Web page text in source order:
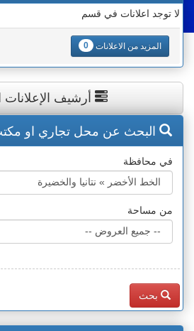
لا توجد اعلانات في قسم
المزيد من الاعلانات 0
أرشيف الإعلانات
البحث عن محل تجاري او
في محافظة
من مساحة
بحث